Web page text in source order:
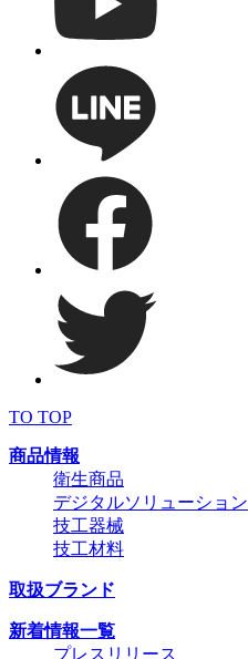
TO TOP
商品情報
衛生商品
デジタルソリューション
技工器械
技工材料
取扱ブランド
新着情報一覧
プレスリリース